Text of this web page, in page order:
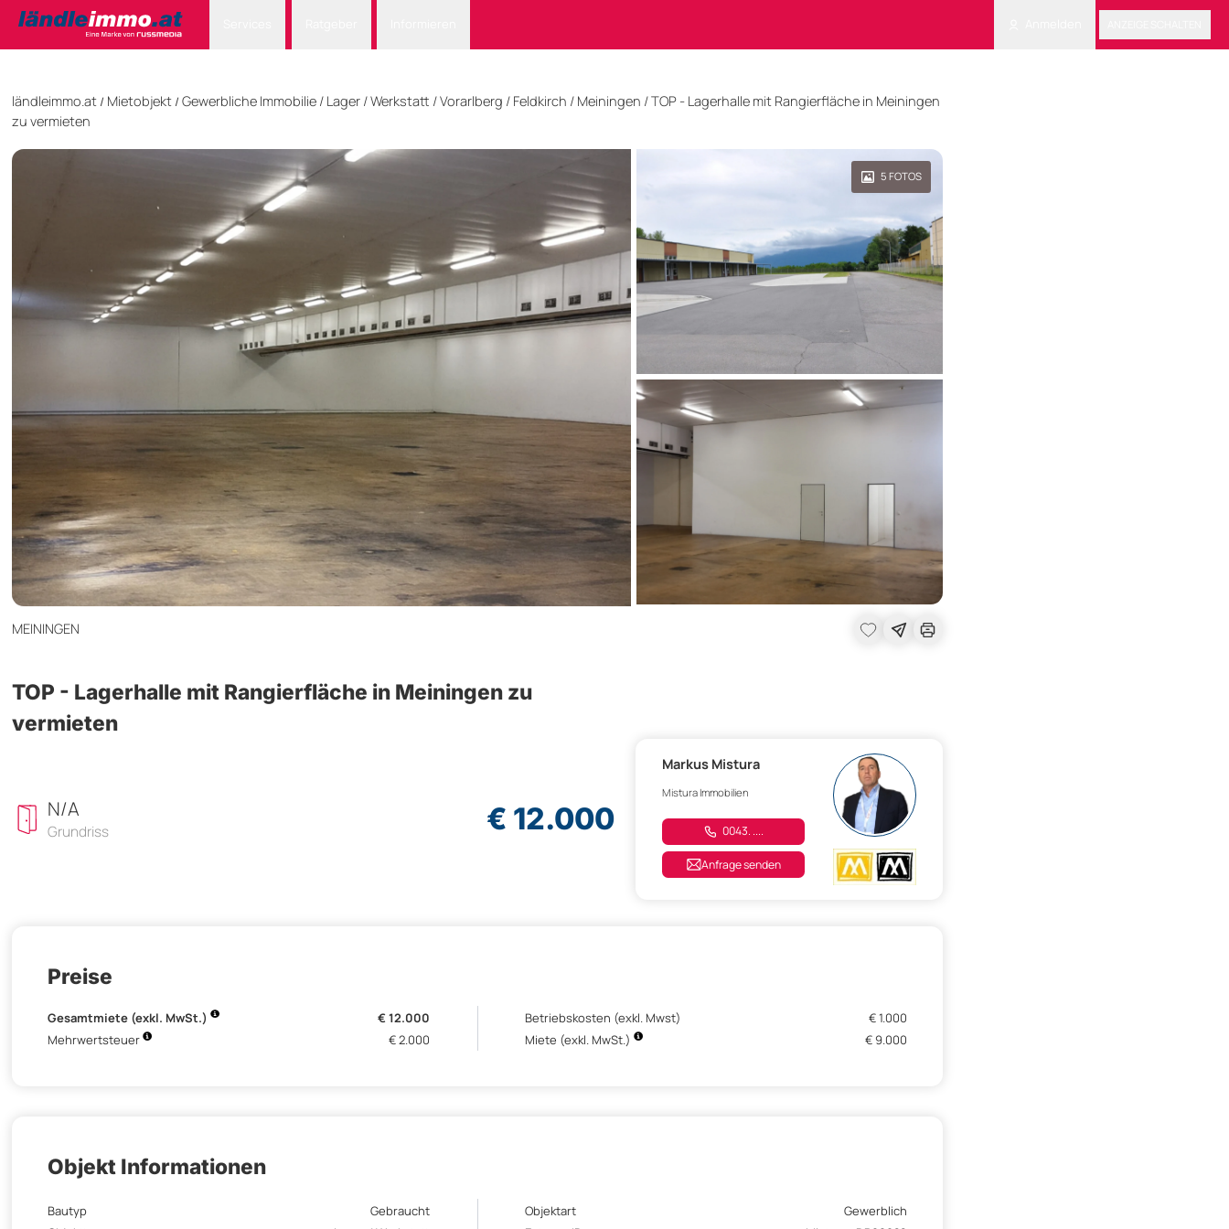
ländleimmo.at / Mietobjekt / Gewerbliche Immobilie / Lager / Werkstatt /Vorarlberg / Feldkirch / Meiningen /TOP - Lagerhalle mit Rangierfläche in Meiningen
zu vermieten
5FOTOS
MEININGEN
TOP - Lagerhalle mit Rangierfläche in Meiningen zu
vermieten
N/A
Grundriss € 12.000
Markus Mistura
Mistura Immobilien
0043. ....
Anfrage senden
Preise
Gesamtmiete (exkl. MwSt.) € 12.000 Betriebskosten (exkl. Mwst)
€ 1.000
Mehrwertsteuer
€ 2.000 Miete (exkl. MwSt.) € 9.000
Objekt Informationen
Bautyp Gebraucht Objektart
Gewerblich